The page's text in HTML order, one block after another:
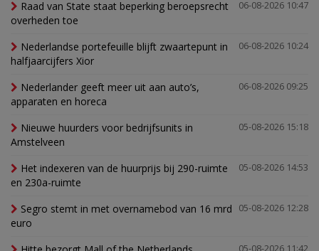
06-08-2026 10:47
Raad van State staat beperking beroepsrecht
overheden toe
06-08-2026 10:24
Nederlandse portefeuille blijft zwaartepunt in
halfjaarcijfers Xior
06-08-2026 09:25
Nederlander geeft meer uit aan auto’s,
apparaten en horeca
05-08-2026 15:18
Nieuwe huurders voor bedrijfsunits in
Amstelveen
05-08-2026 14:53
Het indexeren van de huurprijs bij 290-ruimte
en 230a-ruimte
05-08-2026 12:28
Segro stemt in met overnamebod van 16 mrd
euro
05-08-2026 11:42